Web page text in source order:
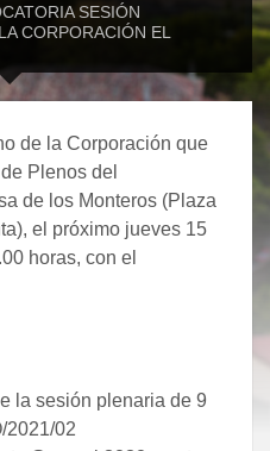
SESIÓN
CORPORACIÓN EL
de la Corporación que
Plenos del
de los Monteros (Plaza
el próximo jueves 15
horas, con el
la sesión plenaria de 9
2021/02